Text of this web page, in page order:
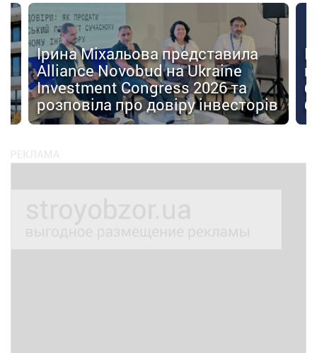
Ірина Міхальова представила
Alliance Novobud на Ukraine
Investment Congress 2026 та
розповіла про довіру інвесторів